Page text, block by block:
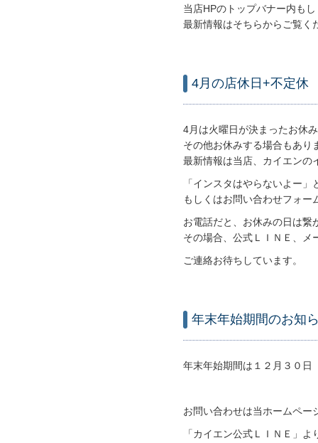
当店HPのトップバナー内も
最新情報はそちらからご覧く
4月の店休日+不定休
4月は火曜日が決まったお休
その他お休みする場合もあり
最新情報は当店、カイエンの
「インスタはやらないよー
もしくはお問い合わせフォー
お電話だと、お休みの日は繋
その場合、公式ＬＩＮＥ、メ
ご連絡お待ちしています。
年末年始期間のお知
年末年始期間は１２月３０日
お問い合わせは当ホームペー
「カイエン公式ＬＩＮＥ」